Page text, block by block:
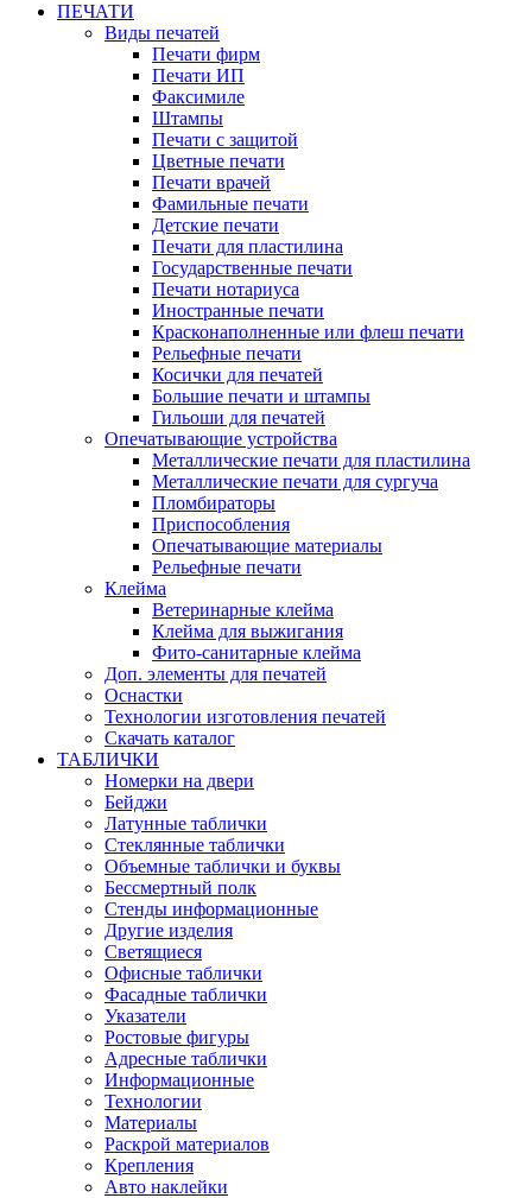
ПЕЧАТИ
Виды печатей
Печати фирм
Печати ИП
Факсимиле
Штампы
Печати с защитой
Цветные печати
Печати врачей
Фамильные печати
Детские печати
Печати для пластилина
Государственные печати
Печати нотариуса
Иностранные печати
Красконаполненные или флеш печати
Рельефные печати
Косички для печатей
Большие печати и штампы
Гильоши для печатей
Опечатывающие устройства
Металлические печати для пластилина
Металлические печати для сургуча
Пломбираторы
Приспособления
Опечатывающие материалы
Рельефные печати
Клейма
Ветеринарные клейма
Клейма для выжигания
Фито-санитарные клейма
Доп. элементы для печатей
Оснастки
Технологии изготовления печатей
Скачать каталог
ТАБЛИЧКИ
Номерки на двери
Бейджи
Латунные таблички
Стеклянные таблички
Объемные таблички и буквы
Бессмертный полк
Стенды информационные
Другие изделия
Светящиеся
Офисные таблички
Фасадные таблички
Указатели
Ростовые фигуры
Адресные таблички
Информационные
Технологии
Материалы
Раскрой материалов
Крепления
Авто наклейки